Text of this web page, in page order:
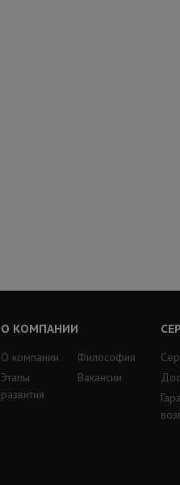
О КОМПАНИИ
О компании
Этапы
развития
Философия
Вакансии